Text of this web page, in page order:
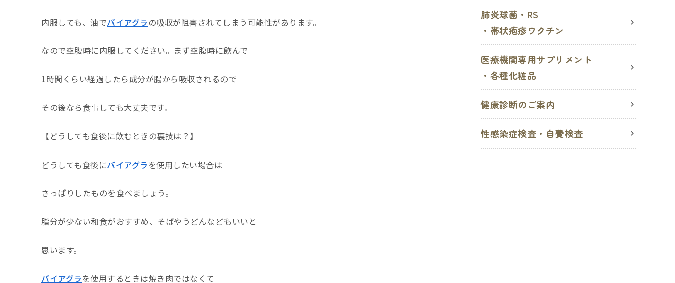
内服しても、油でバイアグラ の吸収が阻害されてしまう可能性があります。
なので空腹時に内服してください。まず空腹時に飲んで
1時間くらい経過したら成分が腸から吸収されるので
その後なら食事しても大丈夫です。
【どうしても食後に飲むときの裏技は？】
どうしても食後にバイアグラ を使用したい場合は
さっぱりしたものを食べましょう。
脂分が少ない和食がおすすめ、そばやうどんなどもいいと
思います。
バイアグラ を使用するときは焼き肉ではなくて
肺炎球菌・RS
・帯状疱疹ワクチン
医療機関専用サプリメント
・各種化粧品
健康診断のご案内
性感染症検査・自費検査